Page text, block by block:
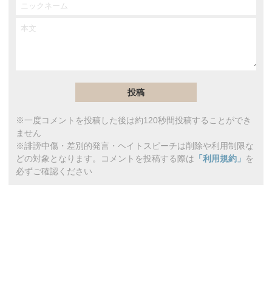
※一度コメントを投稿した後は約120秒間投稿することができ
ません
※誹謗中傷・差別的発言・ヘイトスピーチは削除や利用制限な
どの対象となります。コメントを投稿する際は 「利用規約」 を
必ずご確認ください